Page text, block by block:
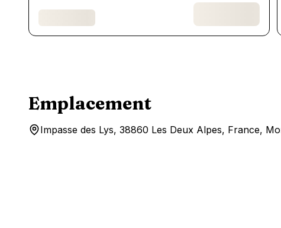
Emplacement
Impasse des Lys, 38860 Les Deux Alpes, France,